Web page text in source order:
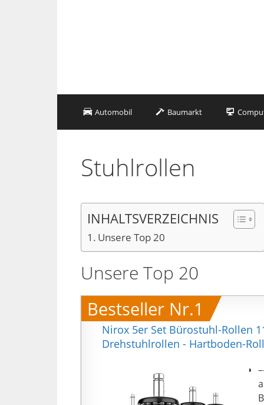
Automobil Baumarkt
Stuhlrollen
INHALTSVERZEICHNIS
Unsere Top 20
Unsere Top 20
Bestseller Nr.1
Nirox 5er Set Bürostuhl-Rollen
Drehstuhlrollen - Hartboden-